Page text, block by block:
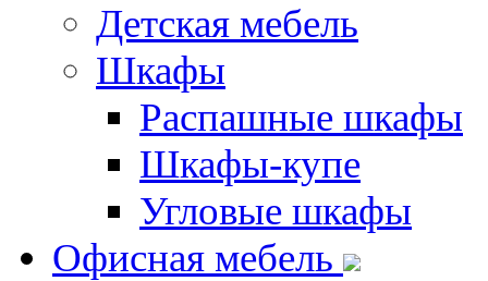
Детская мебель
Шкафы
Распашные шкафы
Шкафы-купе
Угловые шкафы
Офисная мебель